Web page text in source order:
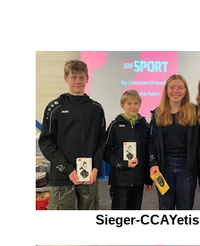
Sieger-CCAYetis